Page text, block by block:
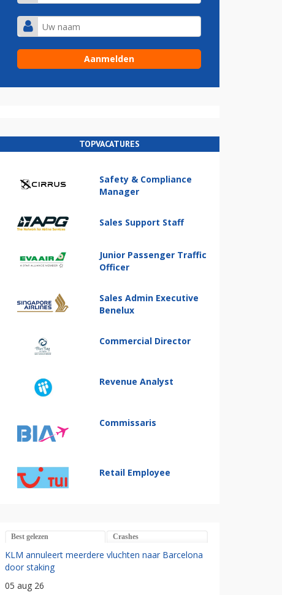
TOPVACATURES
Safety & Compliance
Manager
Sales Support Staff
Junior Passenger Traffic
Officer
Sales Admin Executive
Benelux
Commercial Director
Revenue Analyst
Commissaris
Retail Employee
Best gelezen Crashes
KLM annuleert meerdere vluchten naar Barcelona
door staking
05 aug 26